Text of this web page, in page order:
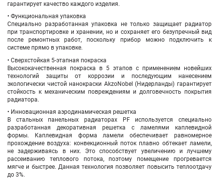
гарантирует качество каждого изделия.
• Функциональная упаковка
Специально разработанная упаковка не только защищает радиатор
при транспортировке и хранении, но и сохраняет его безупречный вид
после ремонтных работ, поскольку прибор можно подключить к
системе прямо в упаковке.
• Сверхстойкая 5-этапная покраска
Высококачественная покраска в 5 этапов с применением новейших
технологий защиты от коррозии и последующим нанесением
экологически чистой нанокраски AkzoNobel (Нидерланды) гарантирует
стойкость к механическим повреждениям и долговечность покрытия
радиатора.
• Инновационная аэродинамическая решетка
В стальных панельных радиаторах PF используется специально
разработанная декоративная решетка с ламелями каплевидной
формы. Каплевидная форма ламели обеспечивает равномерное
прохождение воздуха: конвекционный поток плавно обтекает ламели,
не задерживаясь в них. Это способствует увеличению и лучшему
рассеиванию теплового потока, поэтому помещение прогревается
мягче и быстрее. Данная технология позволяет повысить теплоотдачу
до 3%.